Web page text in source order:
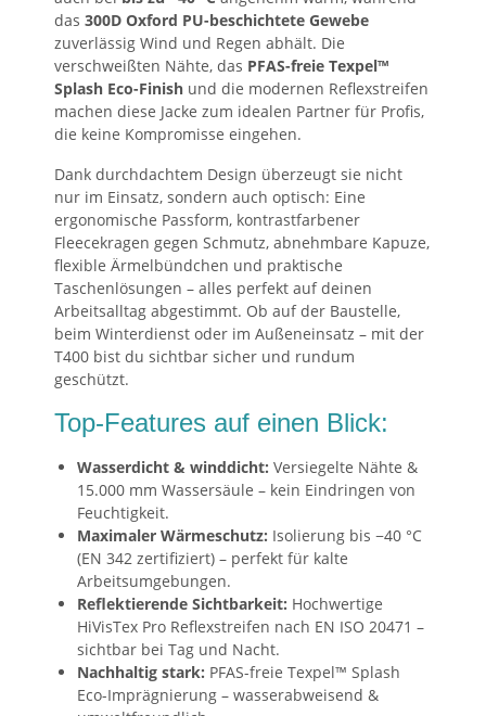
das 300D Oxford PU-beschichtete Gewebe
zuverlässig Wind und Regen abhält. Die
verschweißten Nähte, das PFAS-freie Texpel™
Splash Eco-Finish und die modernen Reflexstreifen
machen diese Jacke zum idealen Partner für Profis,
die keine Kompromisse eingehen.
Dank durchdachtem Design überzeugt sie nicht
nur im Einsatz, sondern auch optisch: Eine
ergonomische Passform, kontrastfarbener
Fleecekragen gegen Schmutz, abnehmbare Kapuze,
flexible Ärmelbündchen und praktische
Taschenlösungen – alles perfekt auf deinen
Arbeitsalltag abgestimmt. Ob auf der Baustelle,
beim Winterdienst oder im Außeneinsatz – mit der
T400 bist du sichtbar sicher und rundum
geschützt.
Top-Features auf einen Blick:
Wasserdicht & winddicht: Versiegelte Nähte &
15.000 mm Wassersäule – kein Eindringen von
Feuchtigkeit.
Maximaler Wärmeschutz: Isolierung bis −40 °C
(EN 342 zertifiziert) – perfekt für kalte
Arbeitsumgebungen.
Reflektierende Sichtbarkeit: Hochwertige
HiVisTex Pro Reflexstreifen nach EN ISO 20471 –
sichtbar bei Tag und Nacht.
Nachhaltig stark: PFAS-freie Texpel™ Splash
Eco-Imprägnierung – wasserabweisend &